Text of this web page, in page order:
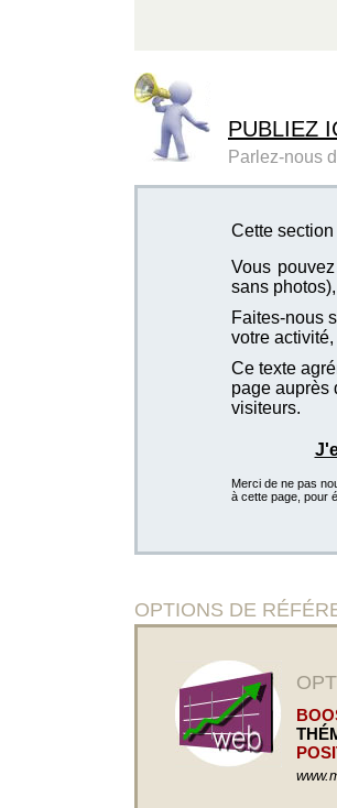
PUBLIEZ
Parlez-nous
Cette
Vous
sans
Faites-nous
votre
Ce texte
page auprès
visiteurs.
Merci de ne pas
à cette page, pour
OPTIONS DE